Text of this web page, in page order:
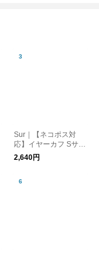
Sur｜【ネコポス対
応】イヤーカフ Sサイ
ズ（片売り）_SR-EC
01 オケージョン
2,640円